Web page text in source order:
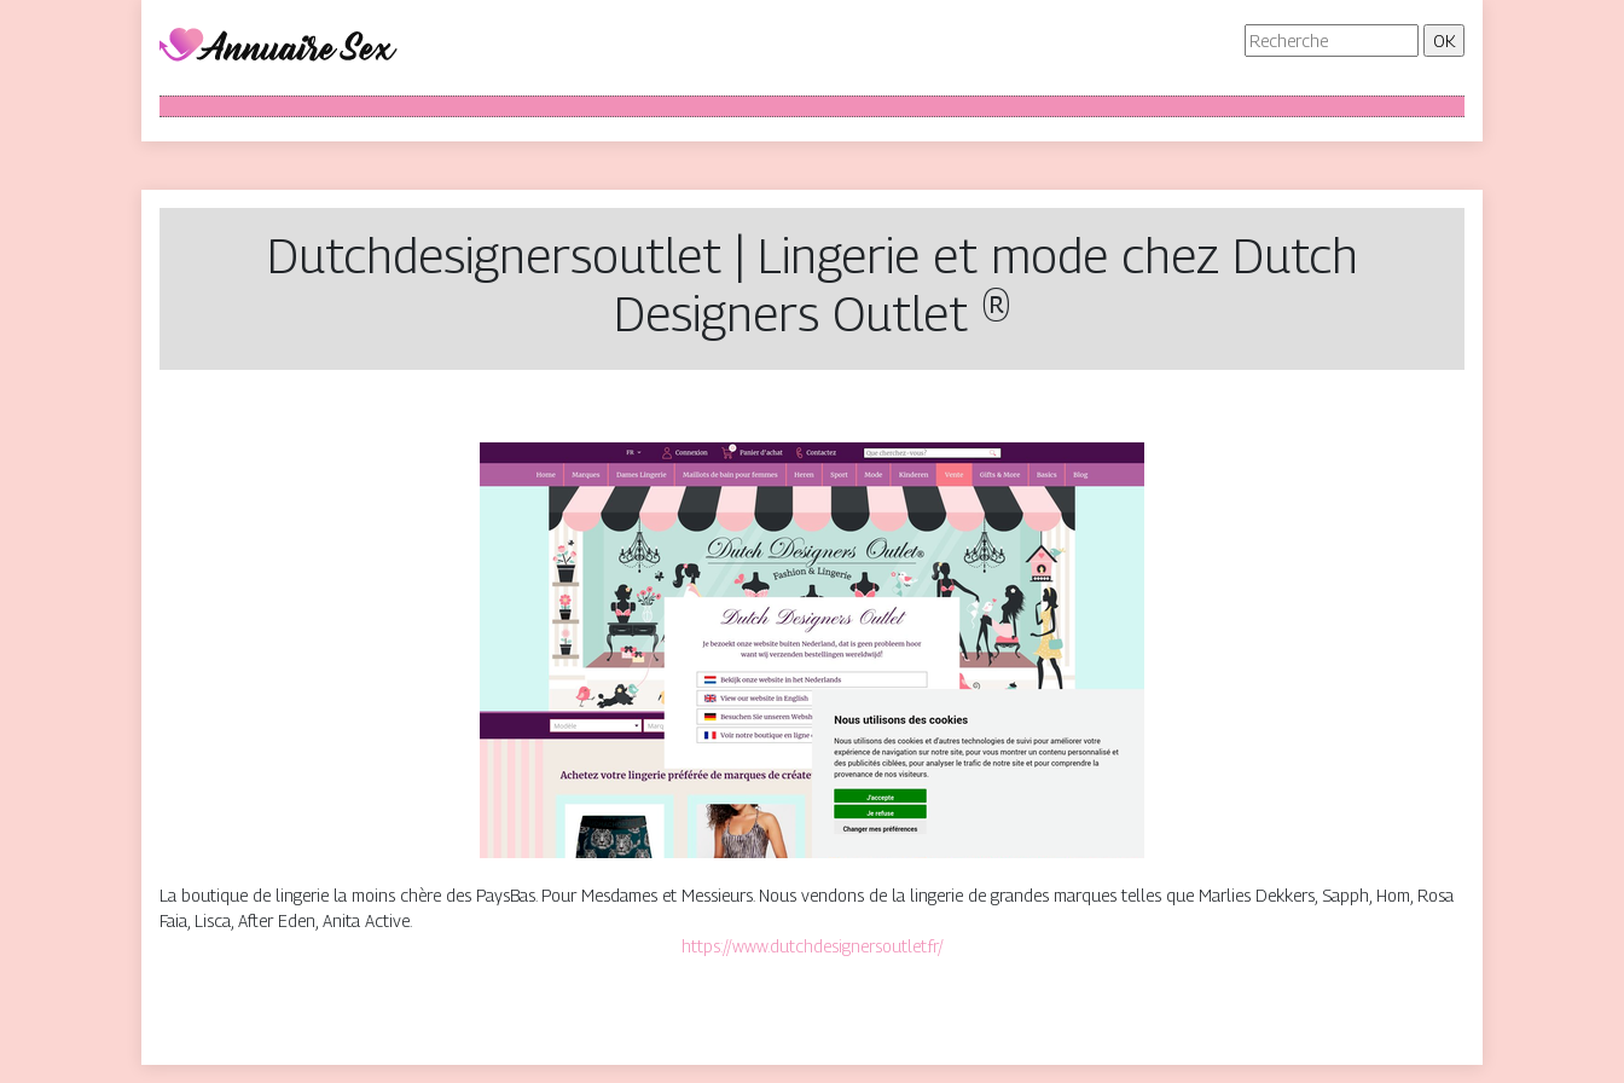
Dutchde­sig­nersout­let | Lingerie et mode chez Dutch
Designers Outlet ®
La boutique de lingerie la moins chère des PaysBas. Pour Mesdames et Messieurs. Nous vendons de la lingerie de grandes marques telles que Marlies Dekkers, Sapph, Hom, Rosa
Faia, Lisca, After Eden, Anita Active.
https://www.dutchdesignersoutlet.fr/